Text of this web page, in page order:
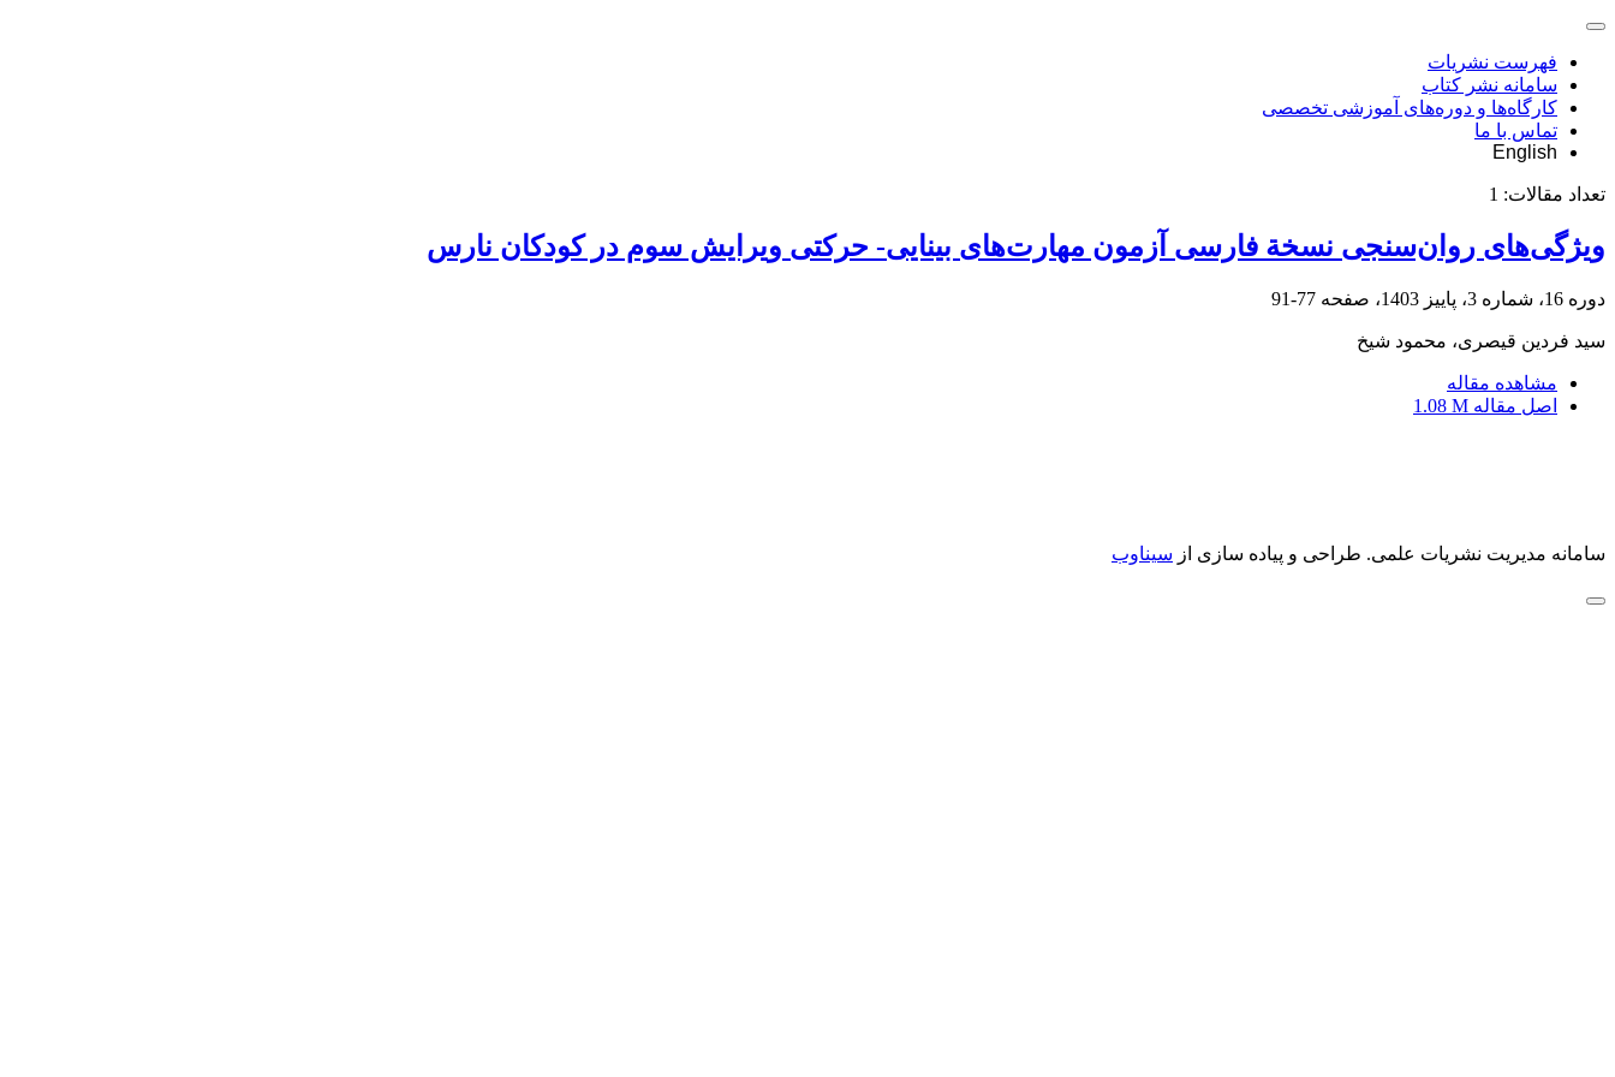
فهرست نشریات
سامانه نشر کتاب
کارگاه‌ها و دوره‌های آموزشی تخصصی
تماس با ما
English
تعداد مقالات: 1
ویژگی‌های روان‌سنجی نسخة فارسی آزمون مهارت‌های بینایی- حرکتی ویرایش سوم در کودکان نارس
دوره 16، شماره 3، پاییز 1403، صفحه 77-91
سید فردین قیصری، محمود شیخ
مشاهده مقاله
اصل مقاله 1.08 M
سامانه مدیریت نشریات علمی. طراحی و پیاده سازی از سیناوب